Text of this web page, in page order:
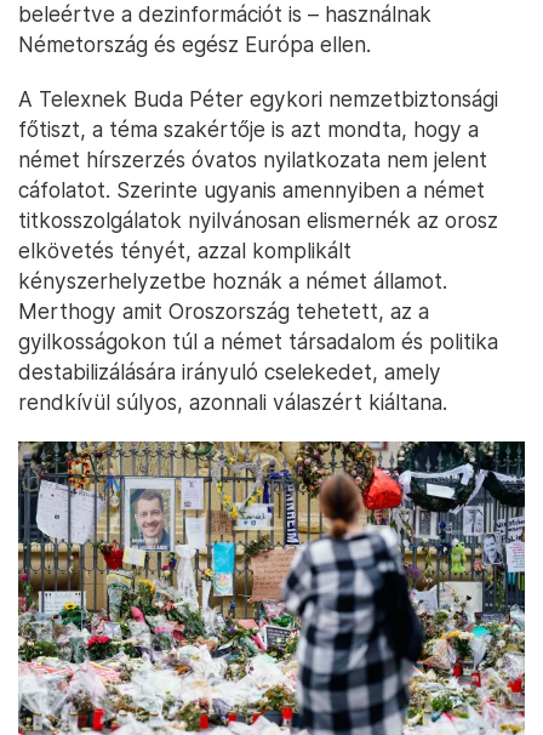
beleértve a dezinformációt is – használnak
Németország és egész Európa ellen.
A Telexnek Buda Péter egykori nemzetbiztonsági
főtiszt, a téma szakértője is azt mondta, hogy a
német hírszerzés óvatos nyilatkozata nem jelent
cáfolatot. Szerinte ugyanis amennyiben a német
titkosszolgálatok nyilvánosan elismernék az orosz
elkövetés tényét, azzal komplikált
kényszerhelyzetbe hoznák a német államot.
Merthogy amit Oroszország tehetett, az a
gyilkosságokon túl a német társadalom és politika
destabilizálására irányuló cselekedet, amely
rendkívül súlyos, azonnali válaszért kiáltana.